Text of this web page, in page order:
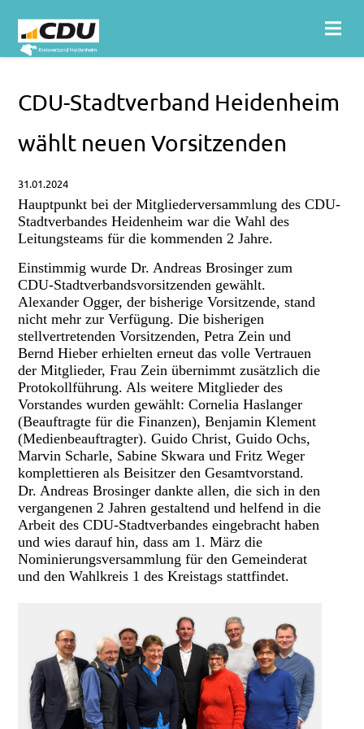
CDU-Stadtverband Heidenheim
wählt neuen Vorsitzenden
31.01.2024
Hauptpunkt bei der Mitgliederversammlung des CDU-
Stadtverbandes Heidenheim war die Wahl des
Leitungsteams für die kommenden 2 Jahre.
Einstimmig wurde Dr. Andreas Brosinger zum
CDU-Stadtverbandsvorsitzenden gewählt.
Alexander Ogger, der bisherige Vorsitzende, stand
nicht mehr zur Verfügung. Die bisherigen
stellvertretenden Vorsitzenden, Petra Zein und
Bernd Hieber erhielten erneut das volle Vertrauen
der Mitglieder, Frau Zein übernimmt zusätzlich die
Protokollführung. Als weitere Mitglieder des
Vorstandes wurden gewählt: Cornelia Haslanger
(Beauftragte für die Finanzen), Benjamin Klement
(Medienbeauftragter). Guido Christ, Guido Ochs,
Marvin Scharle, Sabine Skwara und Fritz Weger
komplettieren als Beisitzer den Gesamtvorstand.
Dr. Andreas Brosinger dankte allen, die sich in den
vergangenen 2 Jahren gestaltend und helfend in die
Arbeit des CDU-Stadtverbandes eingebracht haben
und wies darauf hin, dass am 1. März die
Nominierungsversammlung für den Gemeinderat
und den Wahlkreis 1 des Kreistags stattfindet.